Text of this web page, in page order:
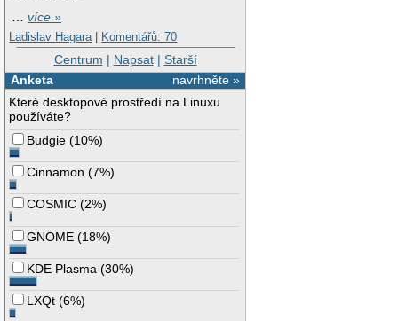
…více »
Ladislav Hagara | Komentářů: 70
Centrum | Napsat| Starší
navrhněte »
Anketa
Které desktopové prostředí na Linuxu
používáte?
Budgie (10%)
Cinnamon (7%)
COSMIC (2%)
GNOME (18%)
KDE Plasma (30%)
LXQt (6%)